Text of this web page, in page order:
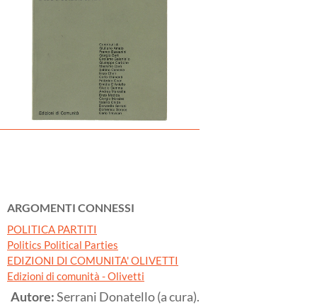
ARGOMENTI CONNESSI
POLITICA PARTITI
Politics Political Parties
EDIZIONI DI COMUNITA' OLIVETTI
Edizioni di comunità - Olivetti
Autore:Serrani Donatello (a cura).